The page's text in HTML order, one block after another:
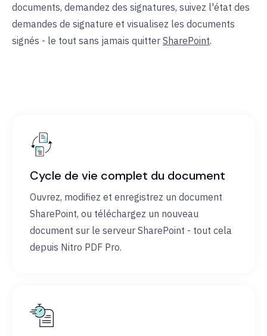
documents, demandez des signatures, suivez l'état des
demandes de signature et visualisez les documents
signés - le tout sans jamais quitter SharePoint.
Cycle de vie complet du document
Ouvrez, modifiez et enregistrez un document
SharePoint, ou téléchargez un nouveau
document sur le serveur SharePoint - tout cela
depuis Nitro PDF Pro.